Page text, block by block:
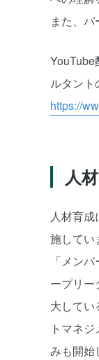
また、
ルタント
https://
人
人材育
施してい
「メン
ープリ
大して
トマネ
みも開始